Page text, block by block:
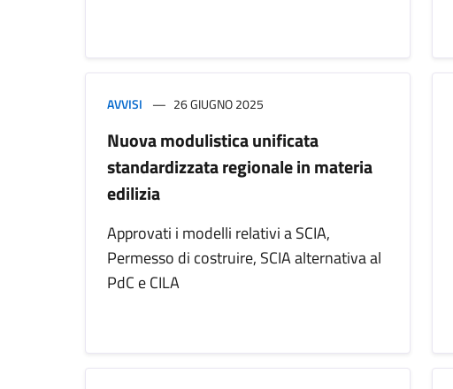
AVVISI 26 GIUGNO 2025
Nuova modulistica unificata
standardizzata regionale in materia
edilizia
Approvati i modelli relativi a SCIA,
Permesso di costruire, SCIA alternativa al
PdC e CILA